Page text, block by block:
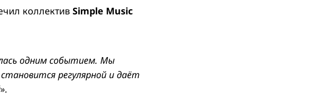
коллектив Simple Music
одним событием. Мы
регулярной и даёт